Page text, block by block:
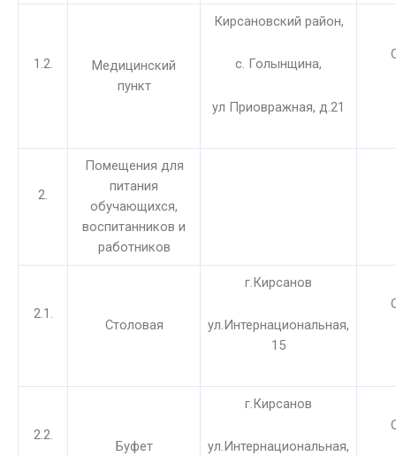
1.2.
Медицинский
пункт
Кирсановский район,
с. Голынщина,
ул Приовражная, д.21
2.
Помещения для
питания
обучающихся,
воспитанников и
работников
2.1.
Столовая
г.Кирсанов
ул.Интернациональная,
15
2.2.
Буфет
г.Кирсанов
ул.Интернациональная,